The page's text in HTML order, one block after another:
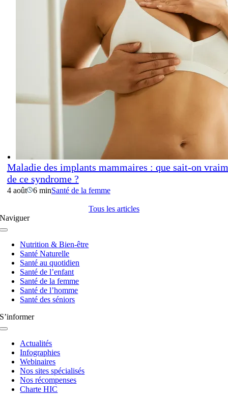
Maladie des implants mammaires : que sait-on
de ce syndrome ?
4 août 6 minSanté de la femme
Tous les articles
Naviguer
Navigation
basculeNutrition & Bien-être
Santé Naturelle
Santé au quotidien
Santé de l’enfant
Santé de la femme
Santé de l’homme
Santé des séniors
S’informer
Navigation
basculeActualités
Infographies
Webinaires
Nos sites spécialisés
Nos récompenses
Charte HIC